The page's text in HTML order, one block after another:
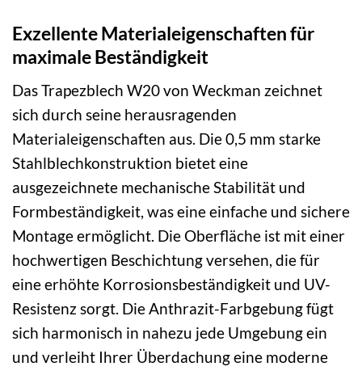
Exzellente Materialeigenschaften für
maximale Beständigkeit
Das Trapezblech W20 von Weckman zeichnet
sich durch seine herausragenden
Materialeigenschaften aus. Die 0,5 mm starke
Stahlblechkonstruktion bietet eine
ausgezeichnete mechanische Stabilität und
Formbeständigkeit, was eine einfache und sichere
Montage ermöglicht. Die Oberfläche ist mit einer
hochwertigen Beschichtung versehen, die für
eine erhöhte Korrosionsbeständigkeit und UV-
Resistenz sorgt. Die Anthrazit-Farbgebung fügt
sich harmonisch in nahezu jede Umgebung ein
und verleiht Ihrer Überdachung eine moderne